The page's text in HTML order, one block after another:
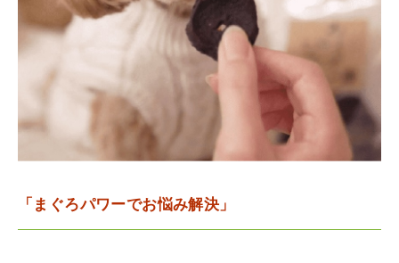
「まぐろパワーでお悩み解決」